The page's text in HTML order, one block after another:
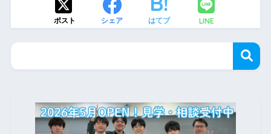
ポスト シェア はてブ LINE